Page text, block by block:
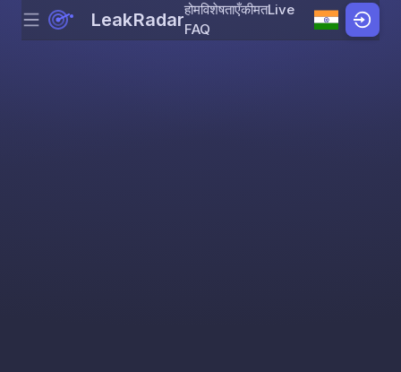
Skip to content
Menu LeakRadarहोमविशेषताएँकीमतLive
FAQ